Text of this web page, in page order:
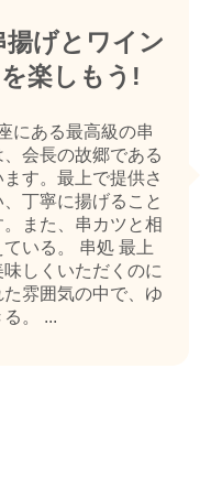
揚げとワイン
楽しもう!
にある最高級の串
会長の故郷である
す。最上で提供さ
丁寧に揚げること
また、串カツと相
いる。 串処 最上
しくいただくのに
雰囲気の中で、ゆ
。 ...